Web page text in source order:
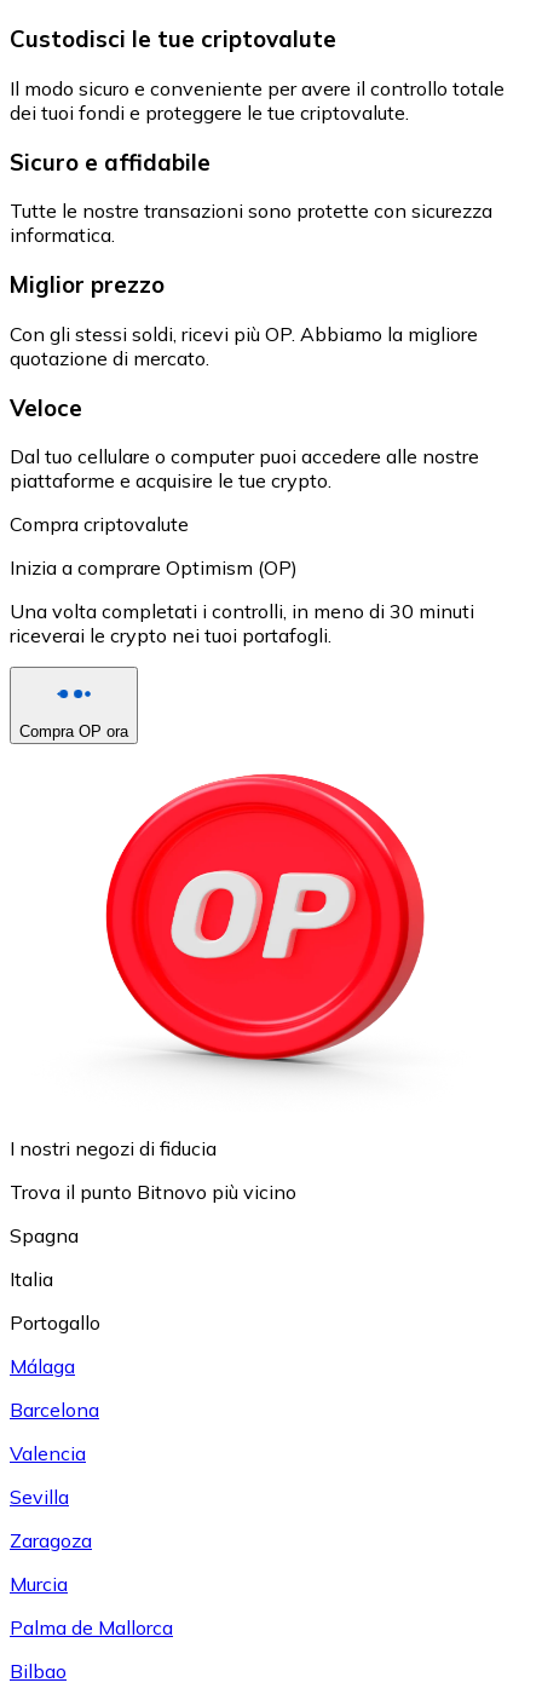
Custodisci le tue criptovalute
Il modo sicuro e conveniente per avere il controllo totale
dei tuoi fondi e proteggere le tue criptovalute.
Sicuro e affidabile
Tutte le nostre transazioni sono protette con sicurezza
informatica.
Miglior prezzo
Con gli stessi soldi, ricevi più OP. Abbiamo la migliore
quotazione di mercato.
Veloce
Dal tuo cellulare o computer puoi accedere alle nostre
piattaforme e acquisire le tue crypto.
Compra criptovalute
Inizia a comprare Optimism (OP)
Una volta completati i controlli, in meno di 30 minuti
riceverai le crypto nei tuoi portafogli.
Compra OP ora
I nostri negozi di fiducia
Trova il punto Bitnovo più vicino
Spagna
Italia
Portogallo
Málaga
Barcelona
Valencia
Sevilla
Zaragoza
Murcia
Palma de Mallorca
Bilbao